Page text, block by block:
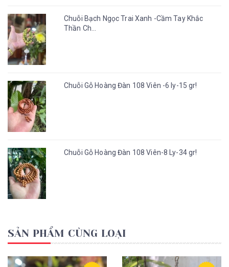
Chuỗi Bạch Ngọc Trai Xanh -Cầm Tay Khắc
Thần Ch...
Chuỗi Gỗ Hoàng Đàn 108 Viên -6 ly-15 gr!
Chuỗi Gỗ Hoàng Đàn 108 Viên-8 Ly-34 gr!
SẢN PHẨM CÙNG LOẠI